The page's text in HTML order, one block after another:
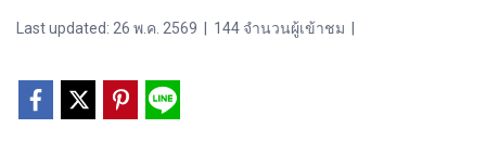
Last updated: 26 พ.ค. 2569 144 จำนวนผู้เข้าชม